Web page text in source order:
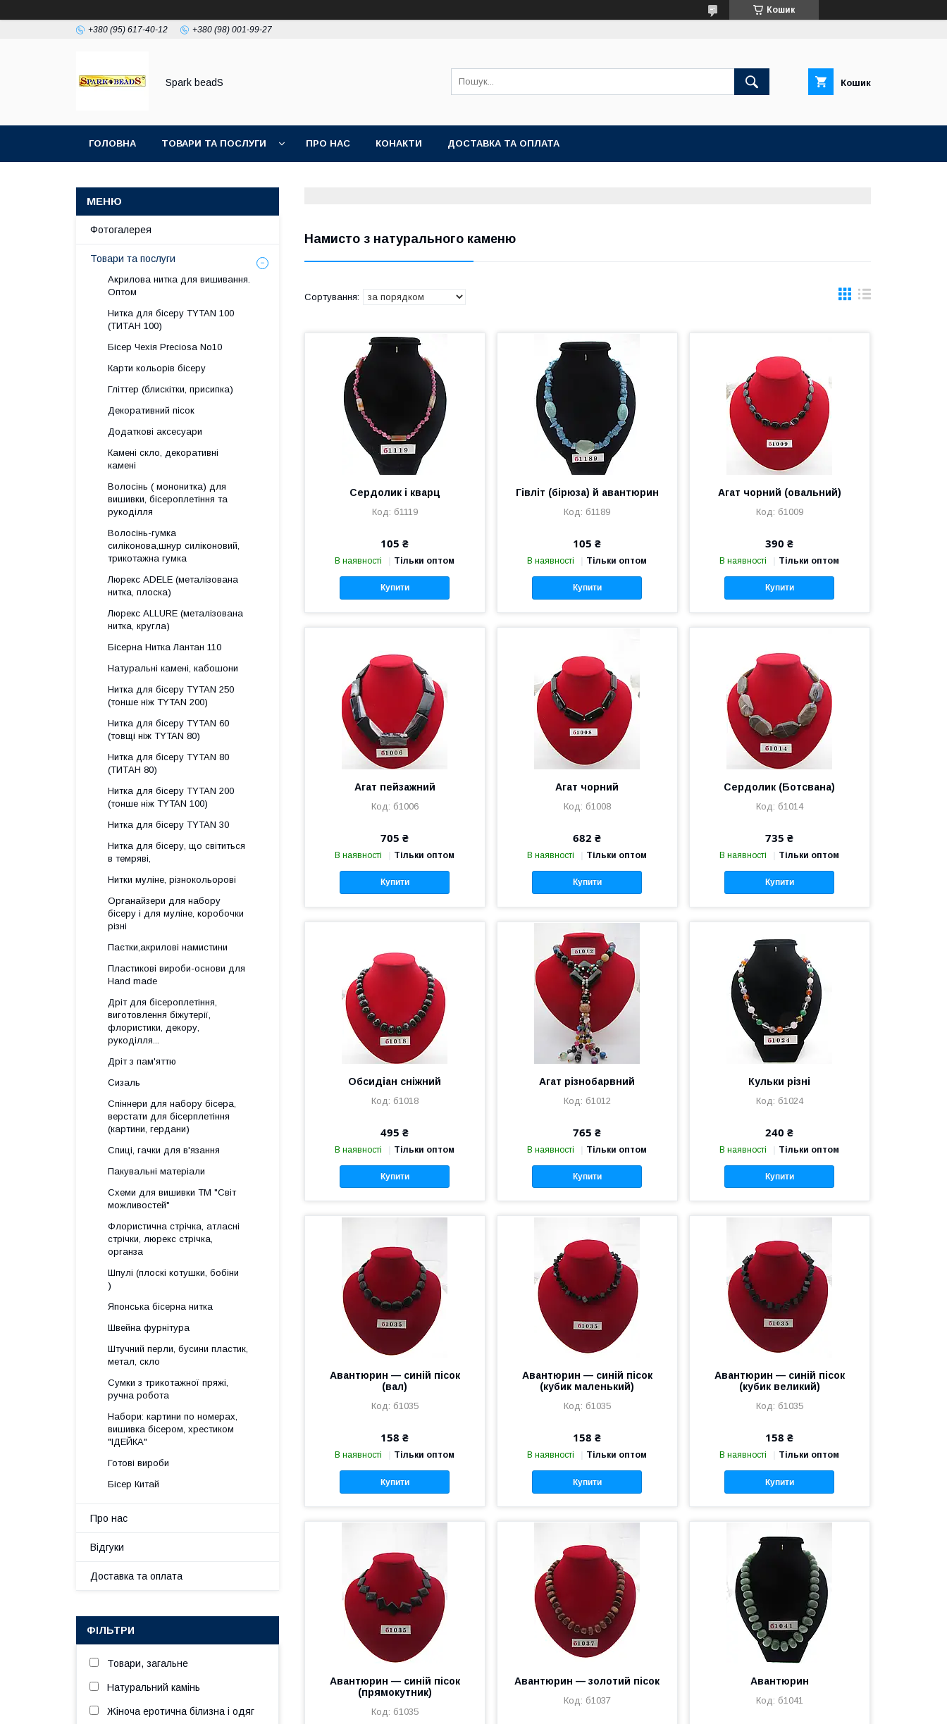
Кошик
+380 (95) 617-40-12 +380 (98) 001-99-27
Spark beadS Кошик
ГОЛОВНА ТОВАРИ ТА ПОСЛУГИ ПРО НАС КОНАКТИ ДОСТАВКА ТА ОПЛАТА
Намисто з натурального каменю
Сердолик і кварц
б1119
105 ₴
В наявності Тільки оптом
Купити
Гівліт (бірюза) й авантюрин
б1189
105 ₴
В наявності Тільки оптом
Купити
Агат чорний (овальний)
б1009
390 ₴
В наявності Тільки оптом
Купити
Агат пейзажний
б1006
705 ₴
В наявності Тільки оптом
Купити
Агат чорний
б1008
682 ₴
В наявності Тільки оптом
Купити
Сердолик (Ботсвана)
б1014
735 ₴
В наявності Тільки оптом
Купити
Обсидіан сніжний
б1018
495 ₴
В наявності Тільки оптом
Купити
Агат різнобарвний
б1012
765 ₴
В наявності Тільки оптом
Купити
Кульки різні
б1024
240 ₴
В наявності Тільки оптом
Купити
Авантюрин — синій пісок
(вал)
б1035
158 ₴
В наявності Тільки оптом
Купити
Авантюрин — синій пісок
(кубик маленький)
б1035
158 ₴
В наявності Тільки оптом
Купити
Авантюрин — синій пісок
(кубик великий)
б1035
158 ₴
В наявності Тільки оптом
Купити
Авантюрин — синій пісок
(прямокутник)
б1035
Авантюрин — золотий пісок
б1037
Авантюрин
б1041
Фотогалерея
Товари та послуги
Акрилова нитка для вишивання.
Оптом
Нитка для бісеру ТYTAN 100
(ТИТАН 100)
Бісер Чехія Preciosa No10
Карти кольорів бісеру
Гліттер (блискітки, присипка)
Декоративний пісок
Додаткові аксесуари
Камені скло, декоративні
камені
Волосінь ( мононитка) для
вишивки, бісероплетіння та
рукоділля
Волосінь-гумка
силіконова,шнур силіконовий,
трикотажна гумка
Люрекс АDELE (металізована
нитка, плоска)
Люрекс ALLURE (металізована
нитка, кругла)
Бісерна Нитка Лантан 110
Натуральні камені, кабошони
Нитка для бісеру ТYTAN 250
(тонше ніж ТYTAN 200)
Нитка для бісеру ТYTAN 60
(товщі ніж ТYTAN 80)
Нитка для бісеру TYTAN 80
(ТИТАН 80)
Нитка для бісеру ТYTAN 200
(тонше ніж TYTAN 100)
Нитка для бісеру TYTAN 30
Нитка для бісеру, що світиться
в темряві,
Нитки муліне, різнокольорові
Органайзери для набору
бісеру і для муліне, коробочки
різні
Паєтки,акрилові намистини
Пластикові вироби-основи для
Нand made
Дріт для бісероплетіння,
виготовлення біжутерії,
флористики, декору,
рукоділля...
Дріт з пам'яттю
Сизаль
Спіннери для набору бісера,
верстати для бісерплетіння
(картини, гердани)
Спиці, гачки для в'язання
Пакувальні матеріали
Схеми для вишивки ТМ "Світ
можливостей"
Флористична стрічка, атласні
стрічки, люрекс стрічка,
органза
Шпулі (плоскі котушки, бобіни
)
Японська бісерна нитка
Швейна фурнітура
Штучний перли, бусини пластик,
метал, скло
Сумки з трикотажної пряжі,
ручна робота
Набори: картини по номерах,
вишивка бісером, хрестиком
"ІДЕЙКА"
Готові вироби
Бісер Китай
Про нас
Відгуки
Доставка та оплата
ФІЛЬТРИ
Товари, загальне
Натуральний камінь
Жіноча еротична білизна і одяг